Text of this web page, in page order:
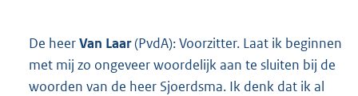
De heerVan Laar(PvdA): Voorzitter. Laat ik beginnen
met mij zo ongeveer woordelijk aan te sluiten bij de
woorden van de heer Sjoerdsma. Ik denk dat ik al